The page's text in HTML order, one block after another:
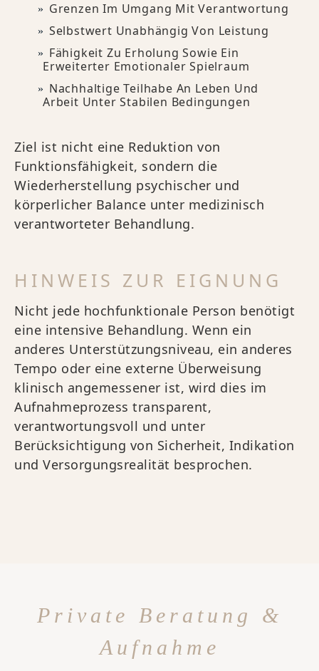
Grenzen Im Umgang Mit Verantwortung
Selbstwert Unabhängig Von Leistung
Fähigkeit Zu Erholung Sowie Ein
Erweiterter Emotionaler Spielraum
Nachhaltige Teilhabe An Leben Und
Arbeit Unter Stabilen Bedingungen
Ziel ist nicht eine Reduktion von
Funktionsfähigkeit, sondern die
Wiederherstellung psychischer und
körperlicher Balance unter medizinisch
verantworteter Behandlung.
HINWEIS ZUR EIGNUNG
Nicht jede hochfunktionale Person benötigt
eine intensive Behandlung. Wenn ein
anderes Unterstützungsniveau, ein anderes
Tempo oder eine externe Überweisung
klinisch angemessener ist, wird dies im
Aufnahmeprozess transparent,
verantwortungsvoll und unter
Berücksichtigung von Sicherheit, Indikation
und Versorgungsrealität besprochen.
Private Beratung &
Aufnahme